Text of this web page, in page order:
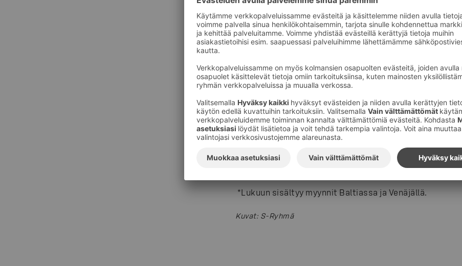
29,6
Muut
116,2
6,4
S-ryhmä yhteensä
*Lukuun sisältyy myynnit Baltiassa ja Venäjällä.
Kuvat: S-Ryhmä